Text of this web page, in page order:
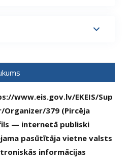
www.eis.gov.lv/EKEIS/Sup
Organizer/379 (Pircēja
— internetā publiski
pasūtītāja vietne valsts
informācijas